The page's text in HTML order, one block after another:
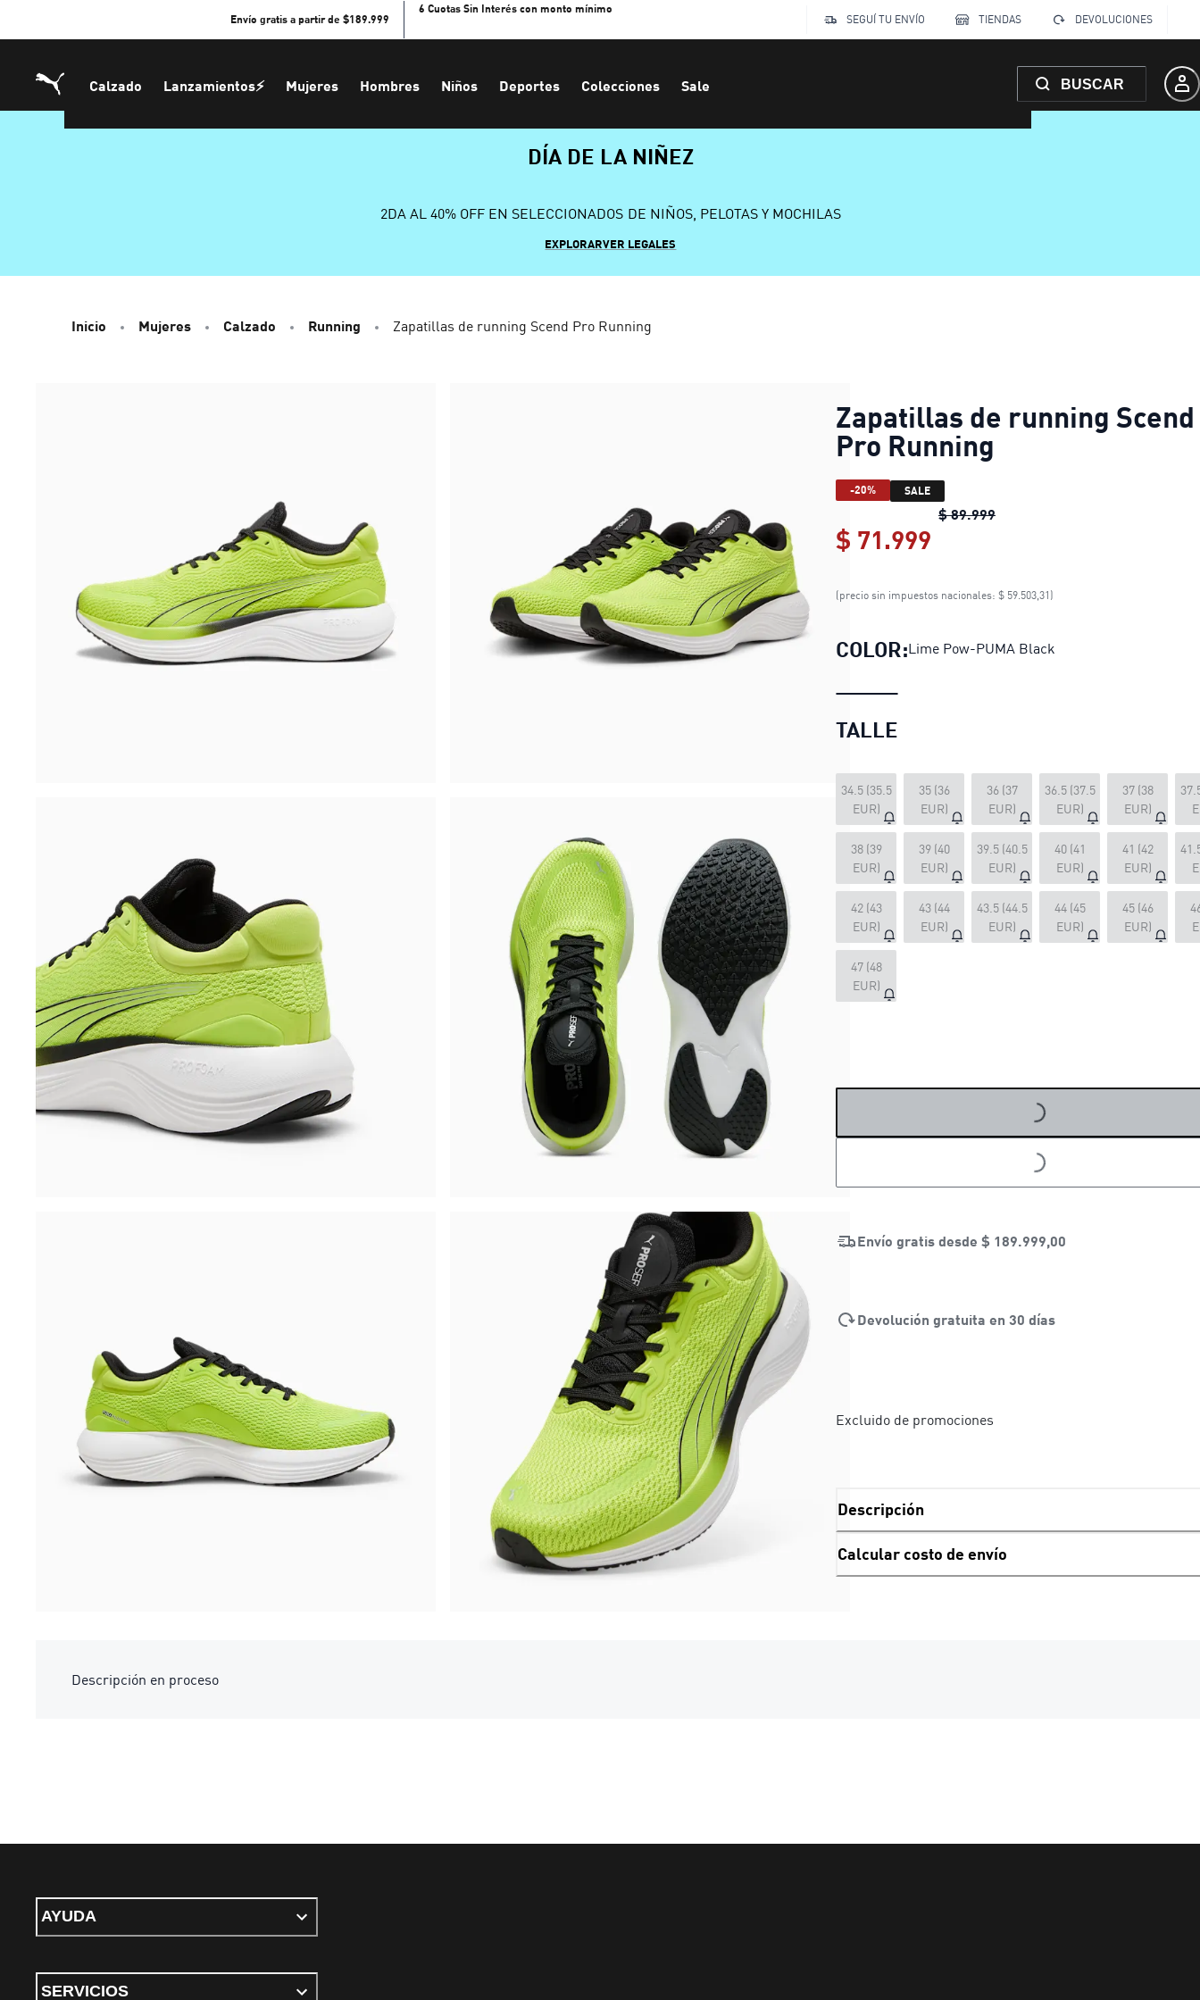
Envío gratis a partir de $189.999
6 Cuotas Sin Interés con monto mínimo
SEGUÍ TU ENVÍO
TIENDAS DEVOLUCIONES
Calzado Lanzamientos⚡ Mujeres Hombres Niños Deportes Colecciones Sale BUSCAR
DÍA DE LA NIÑEZ
2DA AL 40% OFF EN SELECCIONADOS DE NIÑOS, PELOTAS Y MOCHILAS
EXPLORARVER LEGALES
Inicio Mujeres Calzado Running Zapatillas de running Scend Pro Running
Zapatillas de running Scend
Pro Running
-20% SALE
$ 89.999Zapatillas de running Scend
$ 71.999
Zapatillas de running
(precio sin impuestos nacionales: $ 59.503,31)
COLOR:Lime Pow-PUMA Black
TALLE
34.5 (35.5
EUR)
35 (36
EUR)
36 (37
EUR)
36.5 (37.5
EUR)
37 (38
EUR)
38 (39
EUR)
39 (40
EUR)
39.5 (40.5
EUR)
40 (41
EUR)
41 (42
EUR)
42 (43
EUR)
43 (44
EUR)
43.5 (44.5
EUR)
44 (45
EUR)
45 (46
EUR)
47 (48
EUR)
LOADING...
LOADING...
Envío gratis desde $ 189.999,00
Devolución gratuita en 30 días
Excluido de promociones
Descripción
Calcular costo de envío
Descripción en proceso
AYUDA
SERVICIOS